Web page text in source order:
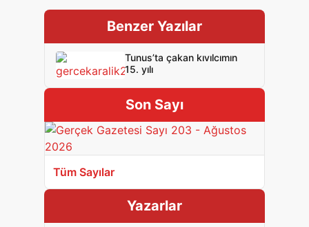
Benzer Yazılar
Tunus’ta çakan kıvılcımın
15. yılı
Son Sayı
Tüm Sayılar
Yazarlar